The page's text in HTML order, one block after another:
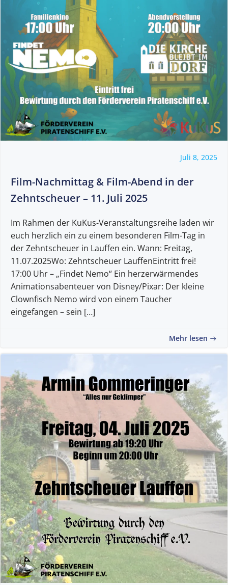
Juli 8, 2025
Film-Nachmittag & Film-Abend in der
Zehntscheuer – 11. Juli 2025
Im Rahmen der KuKus-Veranstaltungsreihe laden wir
euch herzlich ein zu einem besonderen Film-Tag in
der Zehntscheuer in Lauffen ein. Wann: Freitag,
11.07.2025Wo: Zehntscheuer LauffenEintritt frei!
17:00 Uhr – „Findet Nemo“ Ein herzerwärmendes
Animationsabenteuer von Disney/Pixar: Der kleine
Clownfisch Nemo wird von einem Taucher
eingefangen – sein […]
Mehr lesen